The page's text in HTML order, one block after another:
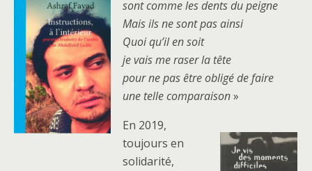
sont comme les dents du peigne
Mais ils ne sont pas ainsi
Quoi qu’il en soit
je vais me raser la tête
pour ne pas être obligé de faire
une telle comparaison»
En 2019,
toujours en
solidarité,